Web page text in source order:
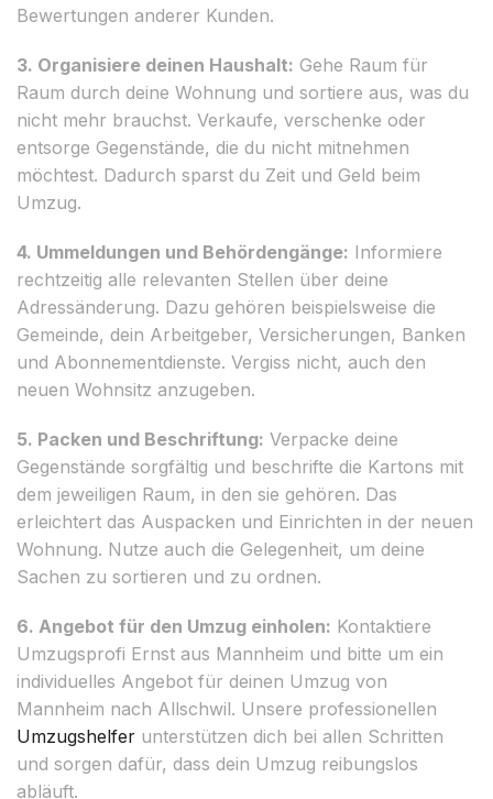
Bewertungen anderer Kunden.
3. Organisiere deinen Haushalt: Gehe Raum für
Raum durch deine Wohnung und sortiere aus, was du
nicht mehr brauchst. Verkaufe, verschenke oder
entsorge Gegenstände, die du nicht mitnehmen
möchtest. Dadurch sparst du Zeit und Geld beim
Umzug.
4. Ummeldungen und Behördengänge: Informiere
rechtzeitig alle relevanten Stellen über deine
Adressänderung. Dazu gehören beispielsweise die
Gemeinde, dein Arbeitgeber, Versicherungen, Banken
und Abonnementdienste. Vergiss nicht, auch den
neuen Wohnsitz anzugeben.
5. Packen und Beschriftung: Verpacke deine
Gegenstände sorgfältig und beschrifte die Kartons mit
dem jeweiligen Raum, in den sie gehören. Das
erleichtert das Auspacken und Einrichten in der neuen
Wohnung. Nutze auch die Gelegenheit, um deine
Sachen zu sortieren und zu ordnen.
6. Angebot für den Umzug einholen: Kontaktiere
Umzugsprofi Ernst aus Mannheim und bitte um ein
individuelles Angebot für deinen Umzug von
Mannheim nach Allschwil. Unsere professionellen
Umzugshelfer unterstützen dich bei allen Schritten
und sorgen dafür, dass dein Umzug reibungslos
abläuft.